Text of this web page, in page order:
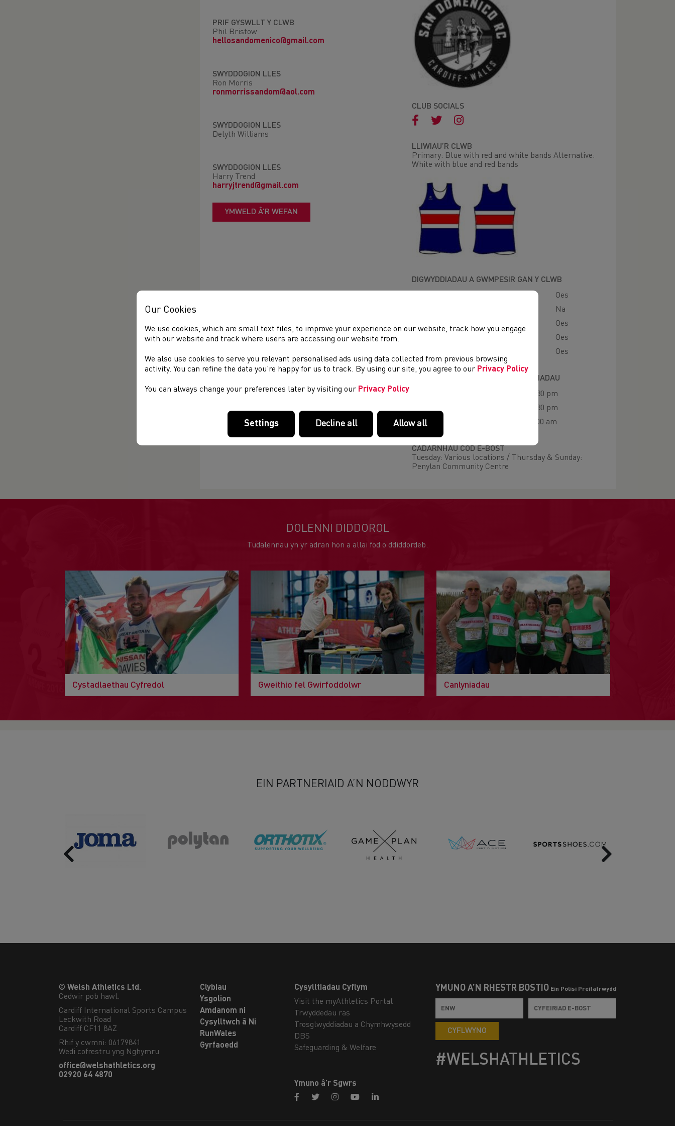
PRIF GYSWLLT Y CLWB
Phil Bristow
hellosandomenico@gmail.com
SWYDDOGION LLES
Ron Morris
ronmorrissandom@aol.com
SWYDDOGION LLES
Delyth Williams
SWYDDOGION LLES
Harry Trend
harryjtrend@gmail.com
YMWELD Â’R WEFAN
CLUB SOCIALS
LLIWIAU’R CLWB
Primary: Blue with red and white bands Alternative:
White with blue and red bands
DIGWYDDIADAU A GWMPESIR GAN Y CLWB
Oes
Na
Oes
Oes
Oes
NOSWEITHIAU HYFFORDDI A LLEOLIADAU
07:00 pm - 08:30 pm
07:00 pm - 08:30 pm
Dydd Sul
09:00 am - 11:00 am
CADARNHAU COD E-BOST
Tuesday: Various locations / Thursday & Sunday:
Penylan Community Centre
DOLENNI DIDDOROL
Tudalennau yn yr adran hon a allai fod o ddiddordeb.
Cystadlaethau Cyfredol Gweithio fel Gwirfoddolwr Canlyniadau
EIN PARTNERIAID A’N NODDWYR
Previous Next
© Welsh Athletics Ltd.
Cedwir pob hawl.
Cardiff International Sports Campus
Leckwith Road
Cardiff CF11 8AZ
Rhif y cwmni: 06179841
Wedi cofrestru yng Nghymru
office@welshathletics.org
02920 64 4870
Clybiau
Ysgolion
Amdanom ni
Cysylltwch â Ni
RunWales
Gyrfaoedd
Cysylltiadau Cyflym
Visit the myAthletics Portal
Trwyddedau ras
Trosglwyddiadau a Chymhwysedd
DBS
Safeguarding & Welfare
Ymuno â’r Sgwrs
YMUNO Â’N RHESTR BOSTIO Ein Polisi Preifatrwydd
CYFLWYNO
#WELSHATHLETICS
Our Cookies
We use cookies, which are small text files, to improve your experience on our website, track how you engage
with our website and track where users are accessing our website from.
We also use cookies to serve you relevant personalised ads using data collected from previous browsing
activity. You can refine the data you’re happy for us to track. By using our site, you agree to our Privacy Policy
You can always change your preferences later by visiting our Privacy Policy
Settings Decline all Allow all